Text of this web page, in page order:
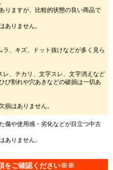
りますが、比較的状態の良い商品で
ありません。
ラ、キズ、ドット抜けなどが多く見ら
レ、テカリ、文字スレ、文字消えなど
び割れや穴あきなどの破損は一切あ
損はありません。
傷や使用感・劣化などが目立つ中古
ありません。
をご確認ください※※